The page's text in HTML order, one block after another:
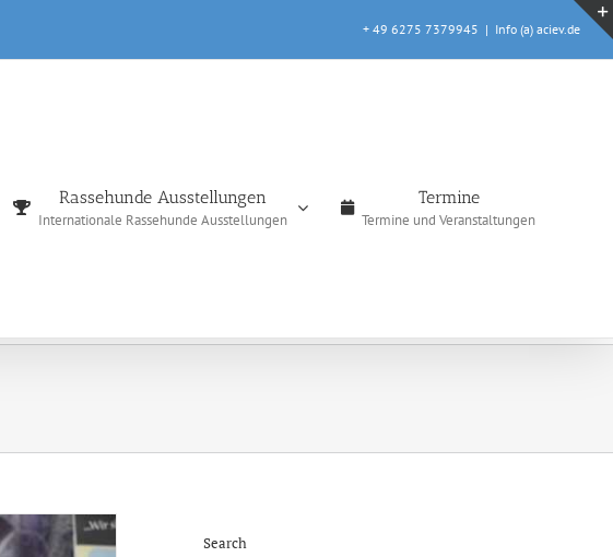
+ 49 6275 7379945 | Info (a) aciev.de
Rassehunde Ausstellungen
Internationale Rassehunde Ausstellungen
Termine
Termine und Veranstaltungen
Search